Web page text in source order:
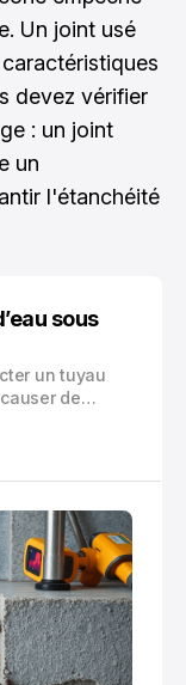
Un joint usé
devez vérifier
: un joint
un
l'étanchéité
sous
un tuyau
de
du